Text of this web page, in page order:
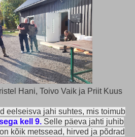
Hani, Toivo Vaik ja Priit Kuus
eelseisva jahi suhtes, mis toimub
kell 9. Selle päeva jahti juhib
kõik metssead, hirved ja põdrad